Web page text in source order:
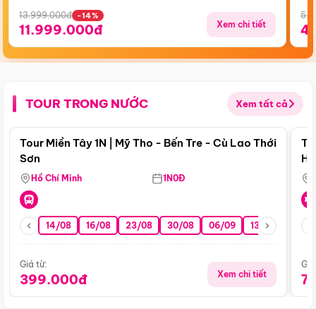
13.999.000đ -14%
11.999.000đ Xem chi tiết
TOUR TRONG NƯỚC Xem tất cả
Điểm nổi bật
Tour Miền Tây 1N | Mỹ Tho - Bến Tre - Cù Lao Thới
Sơn
Hồ Chí Minh 1N0Đ
14/08 16/08 23/08 30/08 06/09 13/09 20/09
Giá từ:
399.000đ Xem chi tiết